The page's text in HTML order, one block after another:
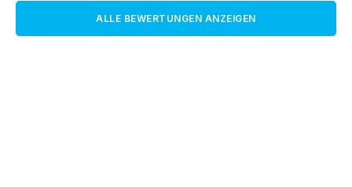
ALLE BEWERTUNGEN ANZEIGEN